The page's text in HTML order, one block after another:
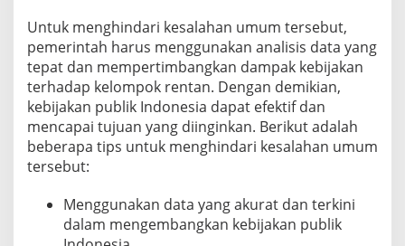
Untuk menghindari kesalahan umum tersebut,
pemerintah harus menggunakan analisis data yang
tepat dan mempertimbangkan dampak kebijakan
terhadap kelompok rentan. Dengan demikian,
kebijakan publik Indonesia dapat efektif dan
mencapai tujuan yang diinginkan. Berikut adalah
beberapa tips untuk menghindari kesalahan umum
tersebut:
Menggunakan data yang akurat dan terkini
dalam mengembangkan kebijakan publik